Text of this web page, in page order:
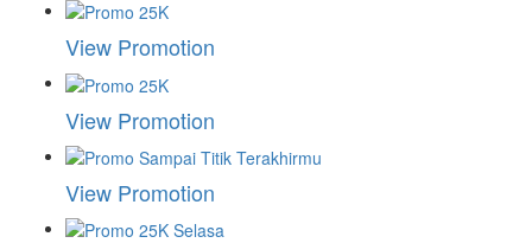
View Promotion
View Promotion
View Promotion